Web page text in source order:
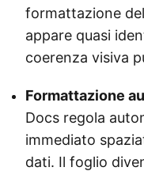
formattazione
appare quasi
coerenza visiva
Formattazione
Docs regola
immediato
dati. Il foglio